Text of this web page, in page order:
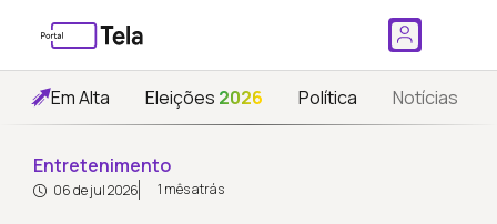
Em Alta Eleições 2026 Política Notícias
Entretenimento
06 de jul 2026 1 mês atrás